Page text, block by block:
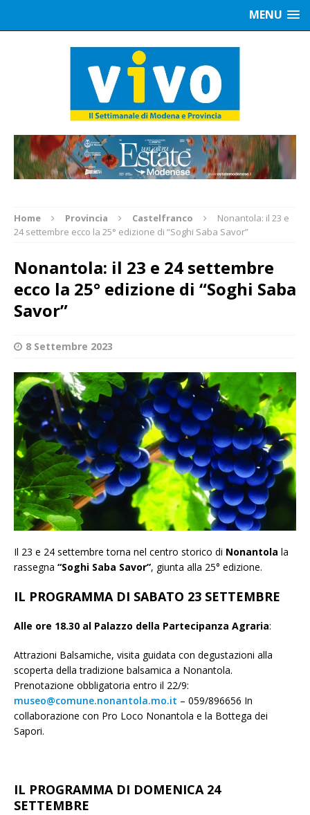
MENU
Home Provincia Castelfranco
Nonantola: il 23 e
24 settembre ecco la 25° edizione di “Soghi Saba Savor”
Nonantola: il 23 e 24 settembre
ecco la 25° edizione di “Soghi Saba
Savor”
8 Settembre 2023
Il 23 e 24 settembre torna nel centro storico di Nonantola la
rassegna “Soghi Saba Savor”, giunta alla 25° edizione.
IL PROGRAMMA DI SABATO 23 SETTEMBRE
Alle ore 18.30 al Palazzo della Partecipanza Agraria:
Attrazioni Balsamiche, visita guidata con degustazioni alla
scoperta della tradizione balsamica a Nonantola.
Prenotazione obbligatoria entro il 22/9:
museo@comune.nonantola.mo.it – 059/896656 In
collaborazione con Pro Loco Nonantola e la Bottega dei
Sapori.
IL PROGRAMMA DI DOMENICA 24
SETTEMBRE